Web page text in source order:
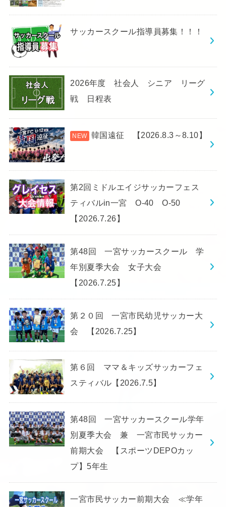
サッカースクール指導員募集！！！
2026年度 社会人 シニア リーグ
戦 日程表
韓国遠征 【2026.8.3～8.10】
第2回ミドルエイジサッカーフェス
ティバルin一宮 O-40 O-50
【2026.7.26】
第48回 一宮サッカースクール 学
年別夏季大会 女子大会
【2026.7.25】
第２０回 一宮市民幼児サッカー大
会 【2026.7.25】
第６回 ママ＆キッズサッカーフェ
スティバル【2026.7.5】
第48回 一宮サッカースクール学年
別夏季大会 兼 一宮市民サッカー
前期大会 【スポーツDEPOカッ
プ】5年生
一宮市民サッカー前期大会 ≪学年